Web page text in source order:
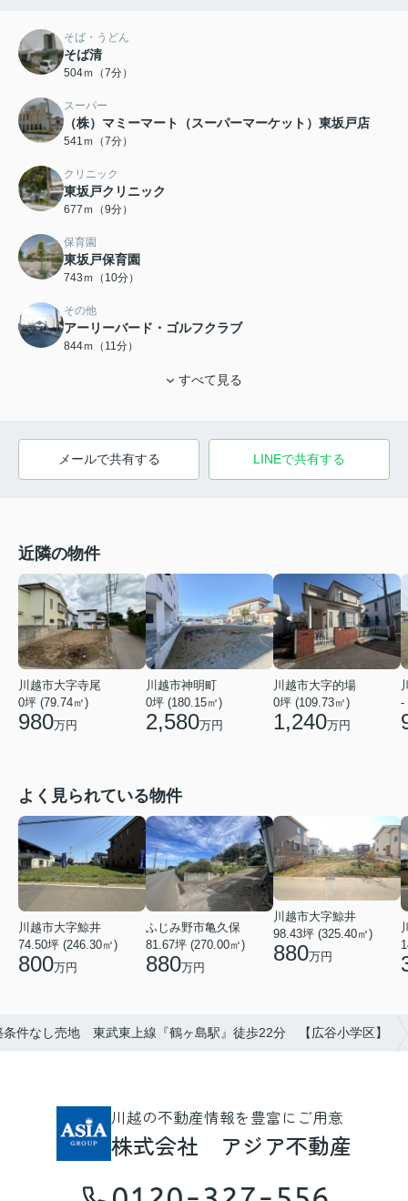
そば・うどん
そば清
504ｍ（7分）
スーパー
（株）マミーマート（スーパーマーケット）東坂戸店
541ｍ（7分）
クリニック
東坂戸クリニック
677ｍ（9分）
保育園
東坂戸保育園
743ｍ（10分）
その他
アーリーバード・ゴルフクラブ
844ｍ（11分）
すべて見る
メールで共有する LINEで共有する
近隣の物件
川越市大字寺尾
0坪 (79.74㎡)
980万円
川越市神明町
0坪 (180.15㎡)
2,580万円
川越市大字的場
0坪 (109.73㎡)
1,240万円
-
よく見られている物件
川越市大字鯨井
74.50坪 (246.30㎡)
800万円
ふじみ野市亀久保
81.67坪 (270.00㎡)
880万円
川越市大字鯨井
98.43坪 (325.40㎡)
880万円
件なし売地 東武東上線『鶴ヶ島駅』徒歩22分 【広谷小学区】
川越の不動産情報を豊富にご用意
株式会社 アジア不動産